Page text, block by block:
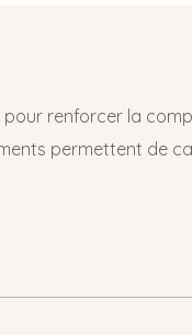
renforcer la
permettent de